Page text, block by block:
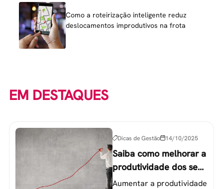
Como a roteirização inteligente reduz
deslocamentos improdutivos na frota
EM DESTAQUES
Dicas de Gestão 14/10/2025
Saiba como melhorar a
produtividade dos seus
colaboradores
Aumentar a produtividade